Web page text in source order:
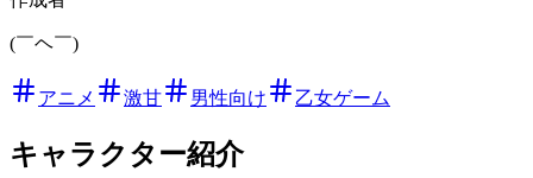
(￣ヘ￣)
アニメ 激甘 男性向け 乙女ゲーム
キャラクター紹介